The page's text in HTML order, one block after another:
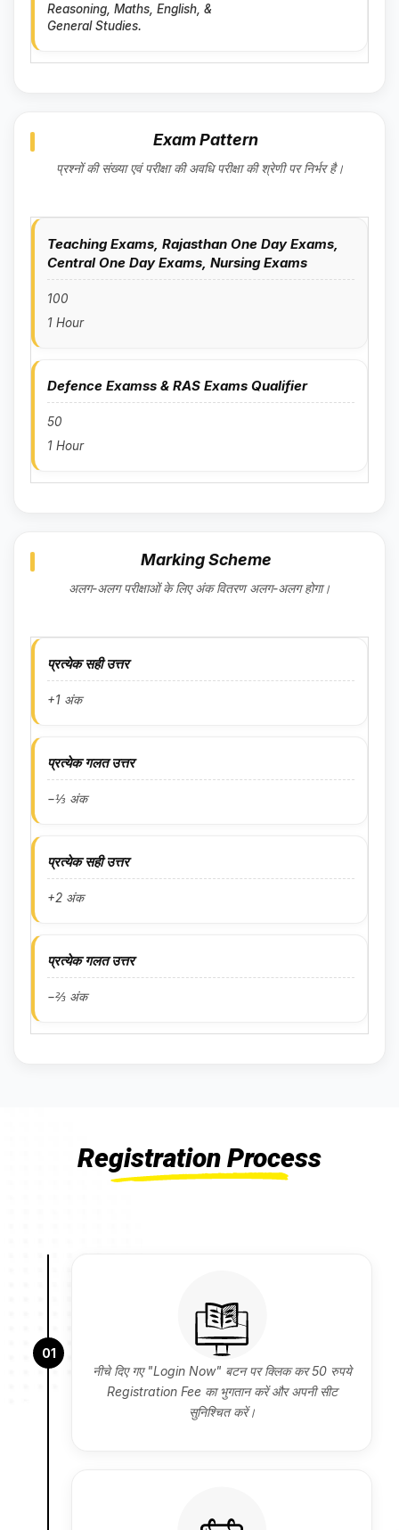
Reasoning, Maths, English, &
General Studies.
Exam Pattern
प्रश्नों की संख्या एवं परीक्षा की अवधि परीक्षा की श्रेणी पर निर्भर है।
Teaching Exams, Rajasthan One Day Exams,
Central One Day Exams, Nursing Exams
100
1 Hour
Defence Examss & RAS Exams Qualifier
50
1 Hour
Marking Scheme
अलग-अलग परीक्षाओं के लिए अंक वितरण अलग-अलग होगा।
प्रत्येक सही उत्तर
+1 अंक
प्रत्येक गलत उत्तर
−⅓ अंक
प्रत्येक सही उत्तर
+2 अंक
प्रत्येक गलत उत्तर
−⅔ अंक
Registration Process
01
नीचे दिए गए "Login Now" बटन पर क्लिक कर 50 रुपये
Registration Fee का भुगतान करें और अपनी सीट
सुनिश्चित करें।